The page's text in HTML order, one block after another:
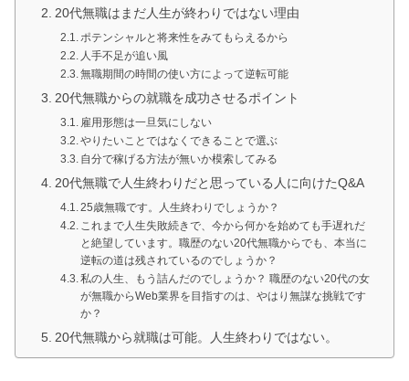
20代無職はまだ人生が終わりではない理由
ポテンシャルと将来性をみてもらえるから
人手不足が追い風
無職期間の時間の使い方によって逆転可能
20代無職からの就職を成功させるポイント
雇用形態は一旦気にしない
やりたいことではなくできることで選ぶ
自分で稼げる方法が無いか模索してみる
20代無職で人生終わりだと思っている人に向けたQ&A
25歳無職です。人生終わりでしょうか？
これまで人生失敗続きで、今から何かを始めても手遅れだ
と絶望しています。職歴のない20代無職からでも、本当に
逆転の道は残されているのでしょうか？
私の人生、もう詰んだのでしょうか？ 職歴のない20代の女
が無職からWeb業界を目指すのは、やはり無謀な挑戦です
か？
20代無職から就職は可能。人生終わりではない。